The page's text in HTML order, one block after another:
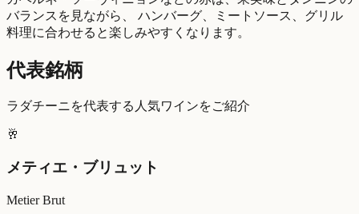
バランスを見ながら、 ハンバーグ、ミートソース、グリル
料理に合わせると楽しみやすくなります。
代表銘柄
ラダチーニを代表する人気ワインをご紹介
🥂
メティエ・ブリュット
Metier Brut